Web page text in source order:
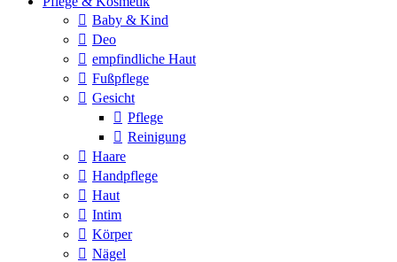
Baby & Kind
Deo
empfindliche Haut
Fußpflege
Gesicht
Pflege
Reinigung
Haare
Handpflege
Haut
Intim
Körper
Nägel